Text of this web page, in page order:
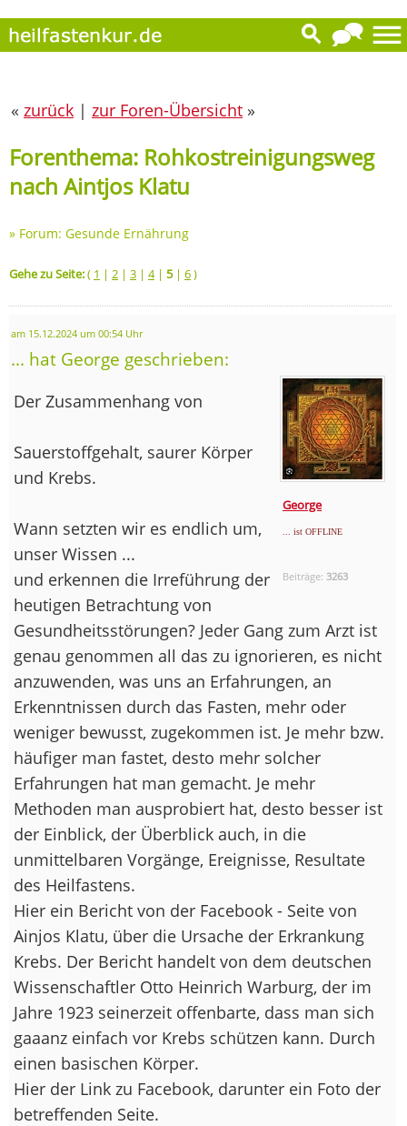
« zurück | zur Foren-Übersicht »
Forenthema: Rohkostreinigungsweg
nach Aintjos Klatu
» Forum: Gesunde Ernährung
Gehe zu Seite:( 1 | 2 | 3 | 4| 5| 6)
am 15.12.2024 um 00:54 Uhr
... hat George geschrieben:
George
... ist OFFLINE
Beiträge:3263
Der Zusammenhang von
Sauerstoffgehalt, saurer Körper
und Krebs.
Wann setzten wir es endlich um,
unser Wissen ...
und erkennen die Irreführung der
heutigen Betrachtung von
Gesundheitsstörungen? Jeder Gang zum Arzt ist
genau genommen all das zu ignorieren, es nicht
anzuwenden, was uns an Erfahrungen, an
Erkenntnissen durch das Fasten, mehr oder
weniger bewusst, zugekommen ist. Je mehr bzw.
häufiger man fastet, desto mehr solcher
Erfahrungen hat man gemacht. Je mehr
Methoden man ausprobiert hat, desto besser ist
der Einblick, der Überblick auch, in die
unmittelbaren Vorgänge, Ereignisse, Resultate
des Heilfastens.
Hier ein Bericht von der Facebook - Seite von
Ainjos Klatu, über die Ursache der Erkrankung
Krebs. Der Bericht handelt von dem deutschen
Wissenschaftler Otto Heinrich Warburg, der im
Jahre 1923 seinerzeit offenbarte, dass man sich
gaaanz einfach vor Krebs schützen kann. Durch
einen basischen Körper.
Hier der Link zu Facebook, darunter ein Foto der
betreffenden Seite.